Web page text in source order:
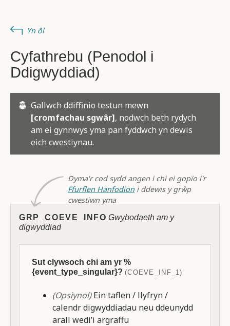
Yn ôl
Cyfathrebu (Penodol i
Ddigwyddiad)
Gallwch ddiffinio testun mewn
[cromfachau sgwâr], nodwch beth rydych
am ei gynnwys yma pan fyddwch yn dewis
eich cwestiynau.
Dyma'r cod sydd angen i chi ei gopïo i'r
Ffurflen Hanfodion i ddewis y grŵp
cwestiwn yma
GRP_COEVE_INFO Gwybodaeth am y
digwyddiad
Sut clywsoch chi am yr %
{event_type_singular}? (COEVE_INF_1)
(Opsiynol)Ein taflen / llyfryn /
calendr digwyddiadau neu ddeunydd
arall wedi’i argraffu